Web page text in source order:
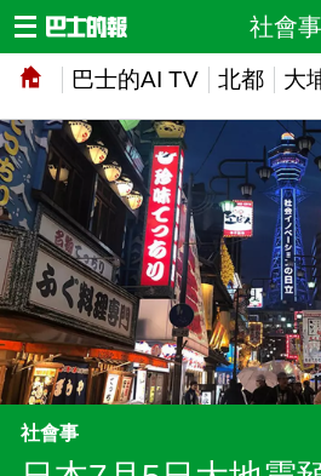
巴士的AI TV 北都 大
社會事
社會事